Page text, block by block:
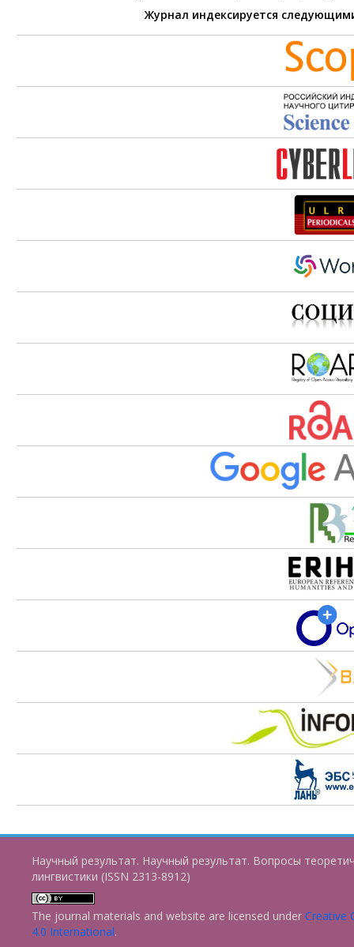
Журнал индексируется
Научный результат. Научный результат. Вопросы
лингвистики (ISSN 2313-8912)
The journal materials and website are licensed under Creative
4.0 International.